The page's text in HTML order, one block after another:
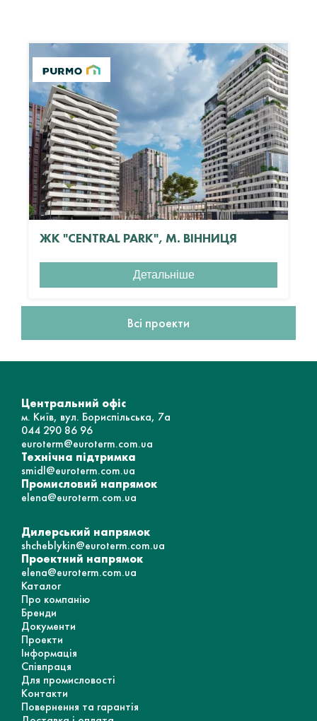
ЖК "CENTRAL PARK", М. ВІННИЦЯ
Детальніше
Всі проекти
Центральний офіс
м. Київ, вул. Бориспільська, 7а
044 290 86 96
euroterm@euroterm.com.ua
Технічна підтримка
smidl@euroterm.com.ua
Промисловий напрямок
elena@euroterm.com.ua
Дилерський напрямок
shcheblykin@euroterm.com.ua
Проектний напрямок
elena@euroterm.com.ua
Каталог
Про компанію
Бренди
Документи
Проекти
Інформація
Співпраця
Для промисловості
Контакти
Повернення та гарантія